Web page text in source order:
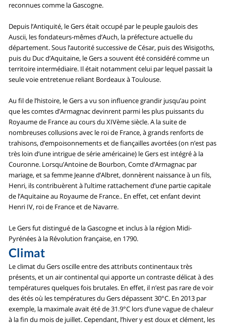
reconnues comme la Gascogne.
Depuis l’Antiquité, le Gers était occupé par le peuple gaulois des
Auscii, les fondateurs-mêmes d’Auch, la préfecture actuelle du
département. Sous l’autorité successive de César, puis des Wisigoths,
puis du Duc d’Aquitaine, le Gers a souvent été considéré comme un
territoire intermédiaire. Il était notamment celui par lequel passait la
seule voie entretenue reliant Bordeaux à Toulouse.
Au fil de l’histoire, le Gers a vu son influence grandir jusqu’au point
que les comtes d’Armagnac devinrent parmi les plus puissants du
Royaume de France au cours du XIVème siècle. A la suite de
nombreuses collusions avec le roi de France, à grands renforts de
trahisons, d’empoisonnements et de fiançailles avortées (on n’est pas
très loin d’une intrigue de série américaine) le Gers est intégré à la
Couronne. Lorsqu’Antoine de Bourbon, Comte d’Armagnac par
mariage, et sa femme Jeanne d’Albret, donnèrent naissance à un fils,
Henri, ils contribuèrent à l’ultime rattachement d’une partie capitale
de l’Aquitaine au Royaume de France.. En effet, cet enfant devint
Henri IV, roi de France et de Navarre.
Le Gers fut distingué de la Gascogne et inclus à la région Midi-
Pyrénées à la Révolution française, en 1790.
Climat
Le climat du Gers oscille entre des attributs continentaux très
présents, et un air continental qui apporte un contraste délicat à des
températures quelques fois brutales. En effet, il n’est pas rare de voir
des étés où les températures du Gers dépassent 30°C. En 2013 par
exemple, la maximale avait été de 31.9°C lors d’une vague de chaleur
à la fin du mois de juillet. Cependant, l’hiver y est doux et clément, les